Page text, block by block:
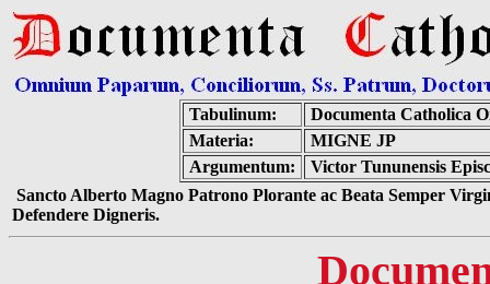
Tabulinum:
Documenta Catholica
Materia:
MIGNE JP
Argumentum:
Victor Tununensis
Sancto Alberto Magno Patrono Plorante ac Beata Semper
Defendere Digneris.